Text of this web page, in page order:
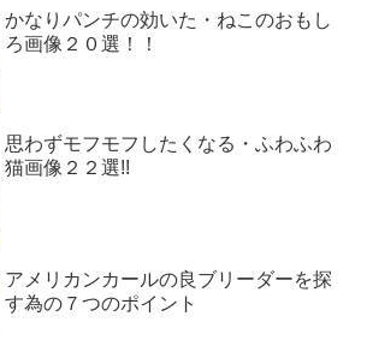
かなりパンチの効いた・ねこのおもし
ろ画像２０選！！
思わずモフモフしたくなる・ふわふわ
猫画像２２選!!
アメリカンカールの良ブリーダーを探
す為の７つのポイント